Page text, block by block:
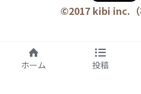
©2017 kibi inc.（
ホーム 投稿
お問い合わ